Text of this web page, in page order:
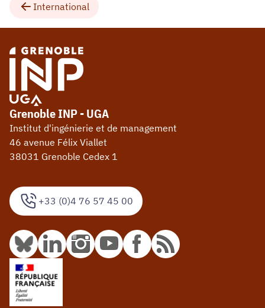
International
+33 (0)4 76 57 45 00
Grenoble INP - UGA
Institut d'ingénierie et de management
46 avenue Félix Viallet
38031 Grenoble Cedex 1